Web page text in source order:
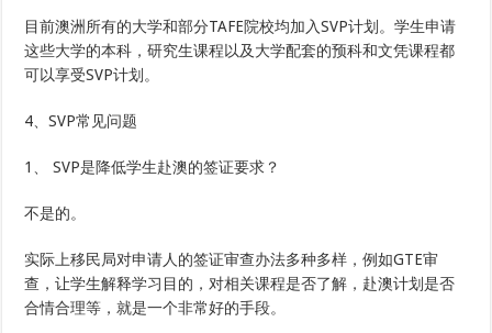
目前澳洲所有的大学和部分TAFE院校均加入SVP计划。学生申请
这些大学的本科，研究生课程以及大学配套的预科和文凭课程都
可以享受SVP计划。
4、SVP常见问题
1、 SVP是降低学生赴澳的签证要求？
不是的。
实际上移民局对申请人的签证审查办法多种多样，例如GTE审
查，让学生解释学习目的，对相关课程是否了解，赴澳计划是否
合情合理等，就是一个非常好的手段。